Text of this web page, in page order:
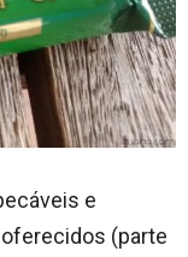
e
(parte